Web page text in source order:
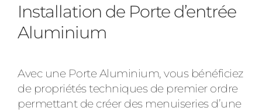
Installation de Porte d’entrée
Aluminium
Avec une Porte Aluminium, vous bénéficiez
de propriétés techniques de premier ordre
permettant de créer des menuiseries d’une